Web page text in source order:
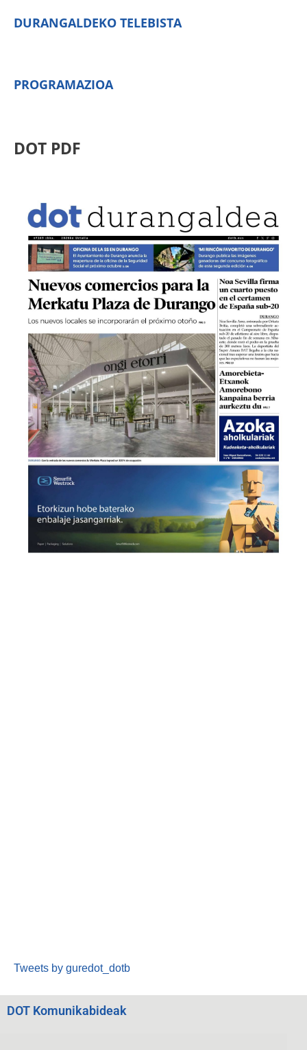
DURANGALDEKO TELEBISTA
PROGRAMAZIOA
DOT PDF
Tweets by guredot_dotb
DOT Komunikabideak